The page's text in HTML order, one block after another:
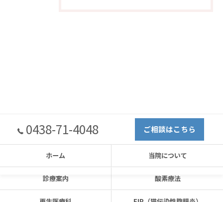
0438-71-4048 ご相談はこちら
ホーム 当院について
診療案内 酸素療法